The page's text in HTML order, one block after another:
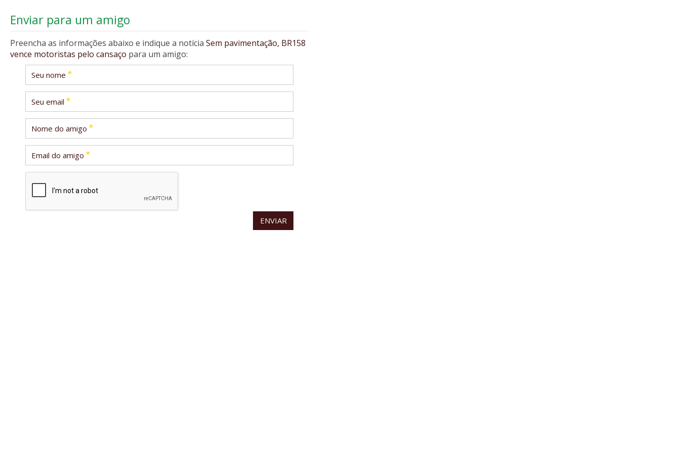
Enviar para um amigo
Preencha as informações abaixo e indique a notícia Sem pavimentação, BR158
vence motoristas pelo cansaço para um amigo:
Seu nome *
Seu email *
Nome do amigo *
Email do amigo *